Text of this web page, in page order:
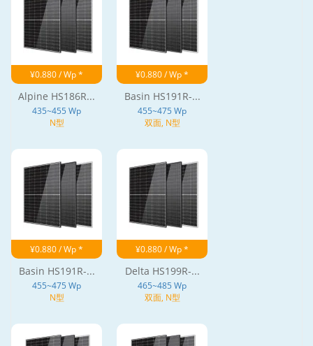
¥0.880 / Wp *
Alpine HS186R...
435~455 Wp
N型
¥0.880 / Wp *
Basin HS191R-...
455~475 Wp
双面, N型
¥0.880 / Wp *
Basin HS191R-...
455~475 Wp
N型
¥0.880 / Wp *
Delta HS199R-...
465~485 Wp
双面, N型